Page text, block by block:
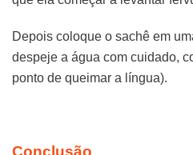
Depois coloque o sachê em
despeje a água com cuidado,
ponto de queimar a língua).
Conclusão